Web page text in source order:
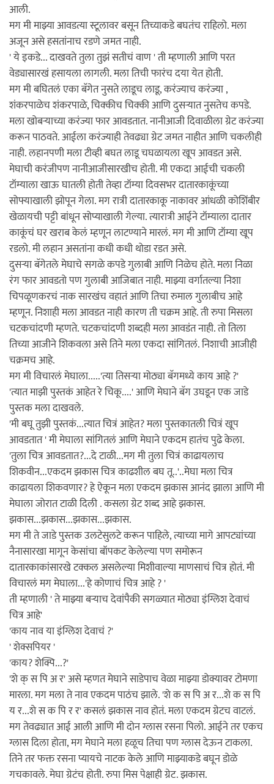
आली.
मग मी माझ्या आवडत्या स्टूलावर बसून तिच्याकडे बघतंच राहिलो. मला
अजून असे हसतांनाच रडणे जमत नाही.
' ये इकडे... दाखवते तुला तुझं सतीचं वाण ' ती म्हणाली आणि परत
वेड्यासारखं हसायला लागली. मला तिची फारंच दया येत होती.
मग मी बघितलं एका बॅगेत नुसते लाडूच लाडू, करंज्याच करंज्या ,
शंकरपाळेच शंकरपाळे, चिक्कीच चिक्की आणि दुसर्‍यात नुसतेच कपडे.
मला खोबर्‍याच्या करंज्या फार आवडतात. नानीआजी दिवाळीला ग्रेट करंज्या
करून पाठवते. आईला करंज्याही तेवढ्या ग्रेट जमत नाहीत आणि चकलीही
नाही. लहानपणी मला टीव्ही बघत लाडू चघळायला खूप आवडत असे.
मेघाची करंजीपण नानीआजीसारखीच होती. मी एकदा आईची चकली
टॉम्याला खाऊ घातली होती तेव्हा टॉम्या दिवसभर दातारकाकूंच्या
सोफ्याखाली झोपून गेला. मग रात्री दातारकाकू नाकावर आंधळी कोशिंबीर
खेळायची पट्टी बांधून सोप्याखाली गेल्या. त्यारात्री आईने टॉम्याला दातार
काकूंचं घर खराब केलं म्हणून लाटण्याने मारलं. मग मी आणि टॉम्या खूप
रडलो. मी लहान असतांना कधी कधी थोडा रडत असे.
दुसर्‍या बॅगेतले मेघाचे सगळे कपडे गुलाबी आणि निळेच होते. मला निळा
रंग फार आवडतो पण गुलाबी आजिबात नाही. माझ्या वर्गातल्या निशा
चिपळूणकरचं नाक सारखंच वहातं आणि तिचा रुमाल गुलाबीच आहे
म्हणून. निशाही मला आवडत नाही कारण ती चक्रम आहे. ती रुपा मिसला
चटकचांदणी म्हणते. चटकचांदणी शब्दही मला आवडंत नाही. तो तिला
तिच्या आजीने शिकवला असे तिने मला एकदा सांगितलं. निशाची आजीही
चक्रमच आहे.
मग मी विचारलं मेघाला.....'त्या तिसर्‍या मोठ्या बॅगमध्ये काय आहे ?'
'त्यात माझी पुस्तकं आहेत रे चिकू....' आणि मेघाने बॅग उघडून एक जाडे
पुस्तक मला दाखवले.
'मी बघू तुझी पुस्तकं...त्यात चित्रं आहेत? मला पुस्तकातली चित्रं खूप
आवडतात ' मी मेघाला सांगितलं आणि मेघाने एकदम हातंच पुढे केला.
'तुला चित्र आवडतात?...दे टाळी...मग मी तुला चित्रं काढायलाच
शिकवीन...एकदम झकास चित्र काढशील बघ तू..'..मेघा मला चित्र
काढायला शिकवणार? हे ऐकून मला एकदम झकास आनंद झाला आणि मी
मेघाला जोरात टाळी दिली . कसला ग्रेट शब्द आहे झकास.
झकास...झकास...झकास...झकास.
मग मी ते जाडे पुस्तक उलटेसुलटे करून पाहिले, त्याच्या मागे आपट्यांच्या
नैनासारखा मागून केसांचा बॉपकट केलेल्या पण समोरून
दातारकाकांसारखे टक्कल असलेल्या मिशीवाल्या माणसाचं चित्र होतं. मी
विचारलं मग मेघाला...'हे कोणाचं चित्र आहे ? '
ती म्हणाली ' ते माझ्या बर्‍याच देवांपैकी सगळ्यात मोठ्या इंग्लिश देवाचं
चित्र आहे'
'काय नाव या इंग्लिश देवाचं ?'
' शेक्सपियर '
'काय? शेक्पि...?'
'शे क् स पि अ र' असे म्हणत मेघाने साडेपाच वेळा माझ्या डोक्यावर टोमणा
मारला. मग मला ते नाव एकदम पाठंच झाले. 'शे क स पि अ र...शे क स पि
य र...शे स क पि र र' कसलं झकास नाव होतं. मला एकदम ग्रेटच वाटलं.
मग तेवढ्यात आई आली आणि मी दोन ग्लास रसना पिलो. आईने तर एकच
ग्लास दिला होता, मग मेघाने मला हळूच तिचा पण ग्लास देऊन टाकला.
तिने तर फक्त रसना प्यायचे नाटक केले आणि माझ्याकडे बघून डोळे
गचकावले. मेघा ग्रेटंच होती. रुपा मिस पेक्षाही ग्रेट. झकास.